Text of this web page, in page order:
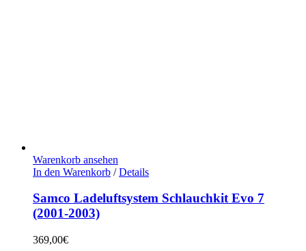
Warenkorb ansehen
In den Warenkorb / Details
Samco Ladeluftsystem Schlauchkit Evo 7
(2001-2003)
369,00€